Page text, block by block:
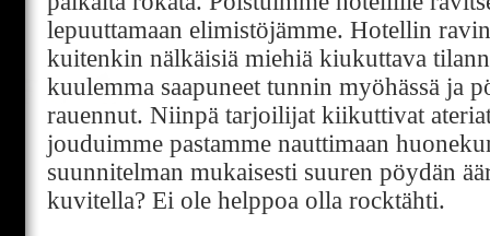
lepuuttamaan elimistöjämme. Hotellin
kuitenkin nälkäisiä miehiä kiukuttava
kuulemma saapuneet tunnin myöhässä ja
rauennut. Niinpä tarjoilijat kiikuttivat
jouduimme pastamme nauttimaan
suunnitelman mukaisesti suuren pöydän
kuvitella? Ei ole helppoa olla rocktähti.